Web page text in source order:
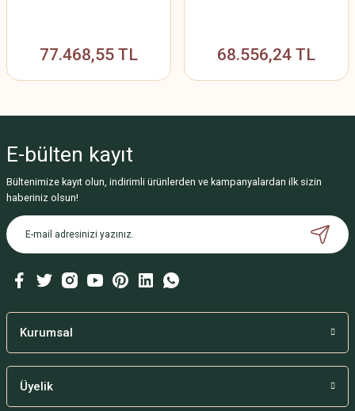
77.468,55 TL 68.556,24 TL
E-bülten kayıt
Bültenimize kayıt olun, indirimli ürünlerden ve kampanyalardan ilk sizin
haberiniz olsun!
Kurumsal
Üyelik